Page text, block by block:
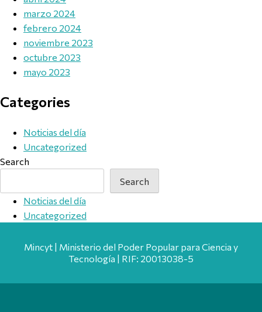
marzo 2024
febrero 2024
noviembre 2023
octubre 2023
mayo 2023
Categories
Noticias del día
Uncategorized
Search
Search
Noticias del día
Uncategorized
Mincyt | Ministerio del Poder Popular para Ciencia y
Tecnología | RIF: 20013038-5